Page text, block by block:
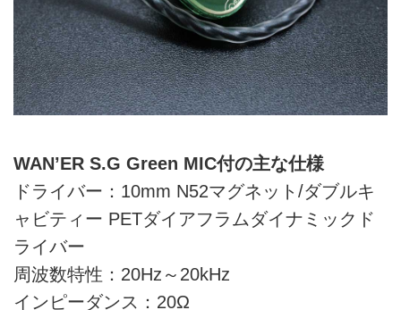
WAN’ER S.G Green MIC付の主な仕様
ドライバー：10mm N52マグネット/ダブルキ
ャビティー PETダイアフラムダイナミックド
ライバー
周波数特性：20Hz～20kHz
インピーダンス：20Ω